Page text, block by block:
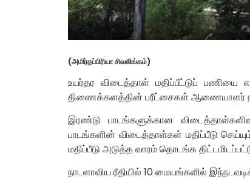
(அமிர்தப்பிரியா சிவலிங்கம்)
உயர்தர விடைத்தாள் மதிப்பீட்டுப் பணியை
திணைக்களத்தின் பரீட்சைகள் ஆணையாளர்
இரண்டு பாடங்களுக்கான
பாடங்களின் விடைத்தாள்கள் மதிப்பீடு
மதிப்பீடு அடுத்த வாரம் தொடங்க
நாடளாவிய ரீதியில் 10 மையங்களில்